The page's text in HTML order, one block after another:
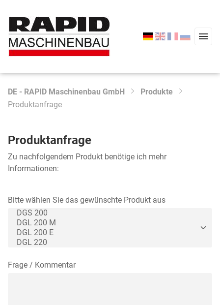
DE - RAPID Maschinenbau GmbH
Produkte
Produktanfrage
Produktanfrage
Zu nachfolgendem Produkt benötige ich mehr
Informationen:
Bitte wählen Sie das gewünschte Produkt aus
Frage / Kommentar